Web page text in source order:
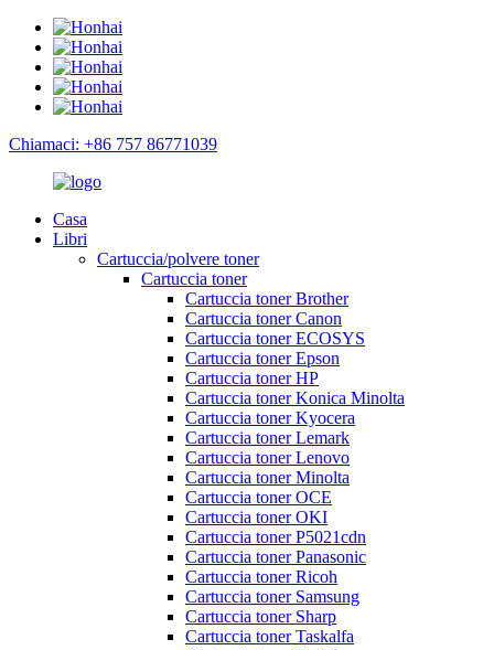
Chiamaci: +86 757 86771039
Casa
Libri
Cartuccia/polvere toner
Cartuccia toner
Cartuccia toner Brother
Cartuccia toner Canon
Cartuccia toner ECOSYS
Cartuccia toner Epson
Cartuccia toner HP
Cartuccia toner Konica Minolta
Cartuccia toner Kyocera
Cartuccia toner Lemark
Cartuccia toner Lenovo
Cartuccia toner Minolta
Cartuccia toner OCE
Cartuccia toner OKI
Cartuccia toner P5021cdn
Cartuccia toner Panasonic
Cartuccia toner Ricoh
Cartuccia toner Samsung
Cartuccia toner Sharp
Cartuccia toner Taskalfa